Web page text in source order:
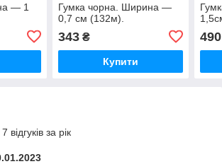
— 1
Гумка чорна. Ширина —
0,7 см (132м).
343₴
Купити
490
за рік